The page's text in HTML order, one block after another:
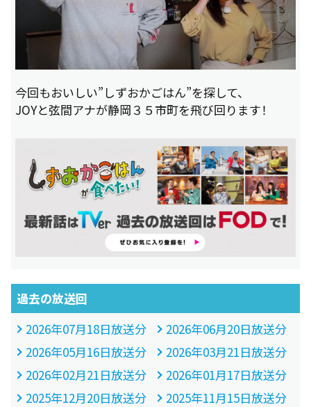
今回もおいしい”しずおかごはん”を探して、
JOYと弦間アナが静岡３５市町を飛び回ります！
過去の放送回
2026年07月18日放送分
2026年06月20日放送分
2026年05月16日放送分
2026年03月21日放送分
2026年02月21日放送分
2026年01月17日放送分
2025年12月20日放送分
2025年11月15日放送分